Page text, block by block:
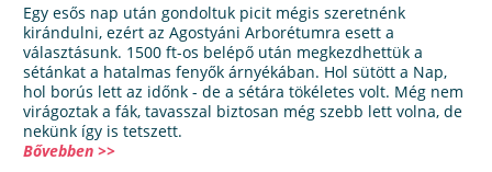
Egy esős nap után gondoltuk picit mégis szeretnénk
kirándulni, ezért az Agostyáni Arborétumra esett a
választásunk. 1500 ft-os belépő után megkezdhettük a
sétánkat a hatalmas fenyők árnyékában. Hol sütött a Nap,
hol borús lett az időnk - de a sétára tökéletes volt. Még nem
virágoztak a fák, tavasszal biztosan még szebb lett volna, de
nekünk így is tetszett.
Bővebben >>